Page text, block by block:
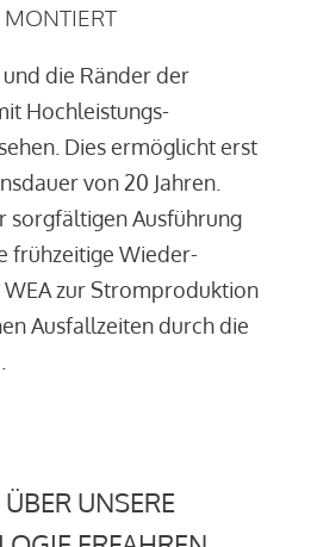
die Ränder der
Hochleistungs-
Dies ermöglicht erst
von 20 Jahren.
sorgfältigen Ausführung
frühzeitige Wieder-
zur Stromproduktion
Ausfallzeiten durch die
UNSERE